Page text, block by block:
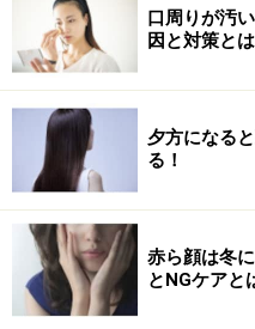
口周りが汚
因と対策とは
夕方になる
る！
赤ら顔は冬
とNGケアと